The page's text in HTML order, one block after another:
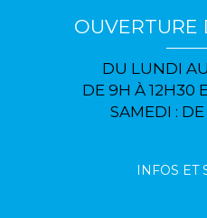
OUVERTURE
DU LUNDI
DE 9H À 12H30
SAMEDI :
INFOS ET